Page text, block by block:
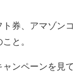
ト券、アマゾン
と。
ャンペーンを見